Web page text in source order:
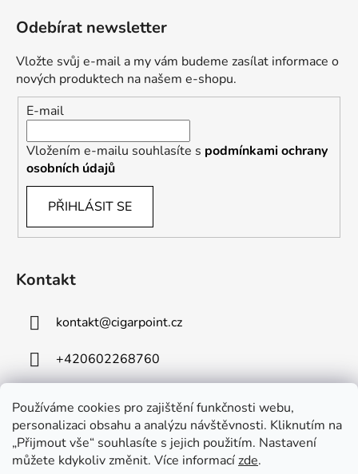
Používáme cookies pro zajištění funkčnosti webu,
personalizaci obsahu a analýzu návštěvnosti. Kliknutím na
„Přijmout vše“ souhlasíte s jejich použitím. Nastavení
můžete kdykoliv změnit. Více informacízde.
Odebírat newsletter
Vložte svůj e-mail a my vám budeme zasílat informace o
nových produktech na našem e-shopu.
E-mail
Vložením e-mailu souhlasíte s podmínkami ochrany
osobních údajů
PŘIHLÁSIT SE
Kontakt
kontakt@cigarpoint.cz
+420602268760